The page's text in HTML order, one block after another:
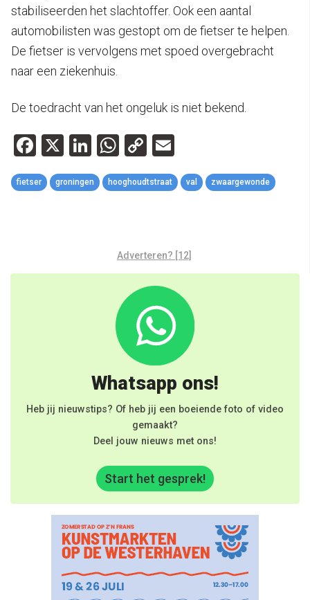
stabiliseerden het slachtoffer. Ook een aantal
automobilisten was gestopt om de fietser te helpen.
De fietser is vervolgens met spoed overgebracht
naar een ziekenhuis.
De toedracht van het ongeluk is niet bekend.
Facebook
X LinkedIn
WhatsApp
Copy
Link
fietser groningen hooghoudtstraat val zwaargewonde
Adverteren? [12]
Whatsapp ons!
Heb jij nieuwstips? Of heb jij een boeiende foto of video
gemaakt?
Deel jouw nieuws met ons!
Start het gesprek!